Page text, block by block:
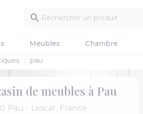

Meubles Chambre
pau
de meubles à Pau
Pau - Lescar, France